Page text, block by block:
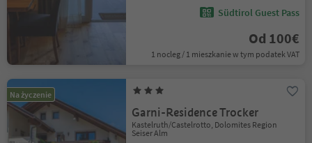
Südtirol Guest Pass
Od 100€
1 nocleg / 1 mieszkanie w tym podatek VAT
Na życzenie
Garni-Residence Trocker
Kastelruth/Castelrotto, Dolomites Region
Seiser Alm